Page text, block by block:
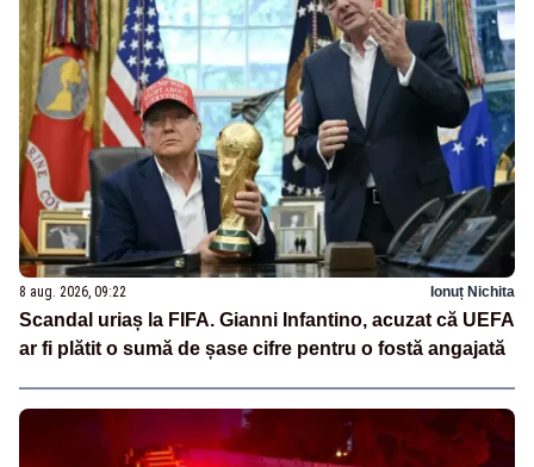
8 aug. 2026, 09:22 Ionuț Nichita
Scandal uriaș la FIFA. Gianni Infantino, acuzat că UEFA
ar fi plătit o sumă de șase cifre pentru o fostă angajată